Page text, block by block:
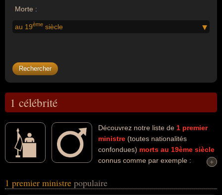
Morte :
au 19ème siècle
1 célébrité
Découvrez notre liste de 1 premier
ministre (toutes nationalités
confondues) morts au 19ème siècle
connus comme par exemple :
peuvent avoir des liens variés dans les domaines de la politique.
+
+
1 premier ministre populaire